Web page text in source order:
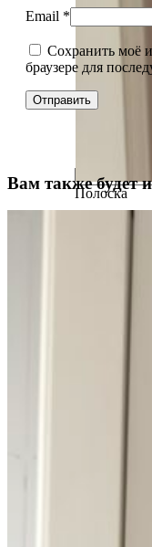
Полоска
Email *
Сохранить моё
браузере для
Вам также будет